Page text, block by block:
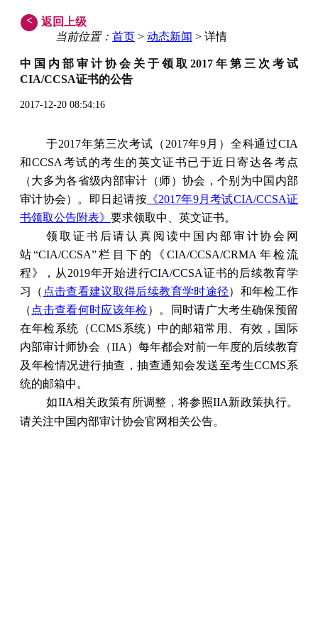
<
返回上级
当前位置： 首页 > 动态新闻 > 详情
中国内部审计协会关于领取2017年第三次考试
CIA/CCSA证书的公告
2017-12-20 08:54:16
于2017年第三次考试（2017年9月）全科通过CIA
和CCSA考试的考生的英文证书已于近日寄达各考点
（大多为各省级内部审计（师）协会，个别为中国内部
审计协会）。即日起请按《2017年9月考试CIA/CCSA证
书领取公告附表》 要求领取中、英文证书。
领取证书后请认真阅读中国内部审计协会网
站“CIA/CCSA”栏目下的《CIA/CCSA/CRMA年检流
程》，从2019年开始进行CIA/CCSA证书的后续教育学
习（ 点击查看建议取得后续教育学时途径）和年检工作
（ 点击查看何时应该年检 ）。同时请广大考生确保预留
在年检系统（CCMS系统）中的邮箱常用、有效，国际
内部审计师协会（IIA）每年都会对前一年度的后续教育
及年检情况进行抽查，抽查通知会发送至考生CCMS系
统的邮箱中。
如IIA相关政策有所调整，将参照IIA新政策执行。
请关注中国内部审计协会官网相关公告。